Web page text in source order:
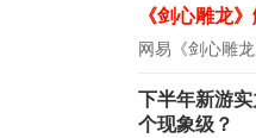
《剑心雕龙
网易《剑心雕
下半年新游
个现象级？